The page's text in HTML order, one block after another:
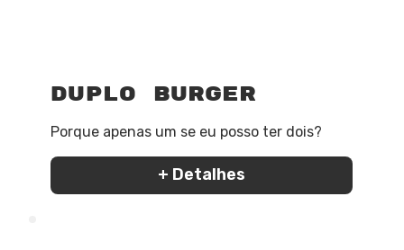
Duplo Burger
Porque apenas um se eu posso ter dois?
+ Detalhes